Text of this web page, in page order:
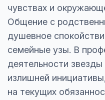
чувствах и
Общение с
душевное
семейные узы. В
деятельности
излишней
на текущих